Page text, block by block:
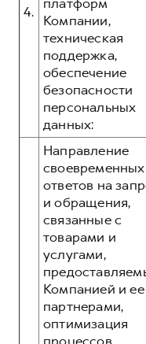
4. Компании,
техническая
поддержка,
обеспечение
безопасности
персональных
данных:
Направление
своевременных
ответов на
и обращения,
связанные с
товарами и
услугами,
Компанией и ее
партнерами,
оптимизация